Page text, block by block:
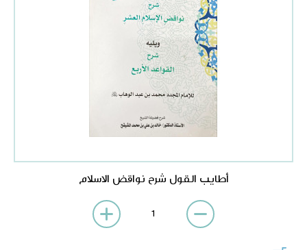
أطايب القول شرح نواقض الاسلام